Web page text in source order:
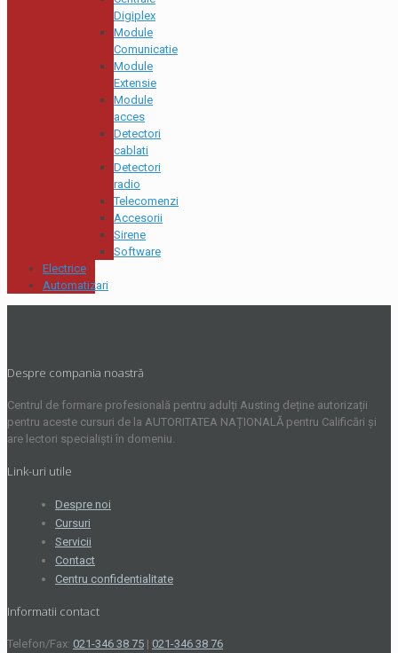
Digiplex
Module
Comunicatie
Module
Extensie
Module
acces
Detectori
cablati
Detectori
radio
Telecomenzi
Accesorii
Sirene
Software
Electrice
Automatizari
Despre compania noastră
Centrul de formare profesională pentru adulți Austing deține autorizații
pentru aceste cursuri de la AUTORITATEA NAȚIONALĂ pentru Calificări și
are lectori specialiști în domeniu.
Link-uri utile
Despre noi
Cursuri
Servicii
Contact
Centru confidentialitate
Informatii contact
Telefon/Fax: 021-346 38 75 | 021-346 38 76